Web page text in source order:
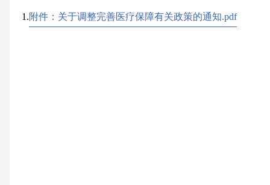
1.附件：关于调整完善医疗保障有关政策的通知.pdf